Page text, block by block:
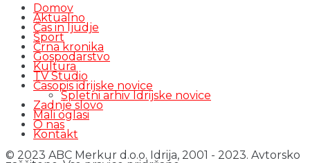
Domov
Aktualno
Čas in ljudje
Šport
Črna kronika
Gospodarstvo
Kultura
TV Studio
Časopis idrijske novice
Spletni arhiv Idrijske novice
Zadnje slovo
Mali oglasi
O nas
Kontakt
© 2023 ABC Merkur d.o.o. Idrija, 2001 - 2023. Avtorsko